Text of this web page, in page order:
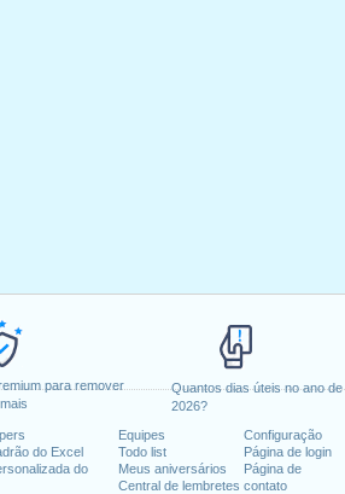
para remover
Quantos dias úteis no ano de
2026?
do Excel
do
Equipes
Todo list
Meus aniversários
Central de lembretes
Configuração
Página de login
Página de
contato